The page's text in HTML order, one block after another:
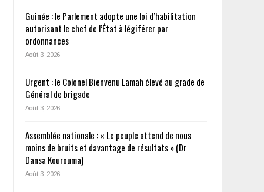
Guinée : le Parlement adopte une loi d’habilitation
autorisant le chef de l’État à légiférer par
ordonnances
Août 3, 2026
Urgent : le Colonel Bienvenu Lamah élevé au grade de
Général de brigade
Août 3, 2026
Assemblée nationale : « Le peuple attend de nous
moins de bruits et davantage de résultats » (Dr
Dansa Kourouma)
Août 3, 2026